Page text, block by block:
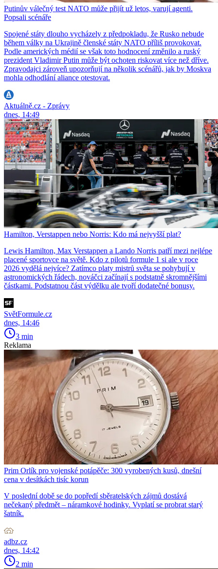
Putinův válečný test NATO může přijít už letos, varují agenti.
Popsali scénáře
Spojené státy dlouho vycházely z předpokladu, že Rusko nebude
během války na Ukrajině členské státy NATO příliš provokovat.
Podle amerických médií se však toto hodnocení změnilo a ruský
prezident Vladimir Putin může být ochoten riskovat více než dříve.
Zpravodajci zároveň upozorňují na několik scénářů, jak by Moskva
mohla odhodlání aliance otestovat.
Aktuálně.cz - Zprávy
dnes, 14:49
Hamilton, Verstappen nebo Norris: Kdo má nejvyšší plat?
Lewis Hamilton, Max Verstappen a Lando Norris patří mezi nejlépe
placené sportovce na světě. Kdo z pilotů formule 1 si ale v roce
2026 vydělá nejvíce? Zatímco platy mistrů světa se pohybují v
astronomických řádech, nováčci začínají s podstatně skromnějšími
částkami. Podstatnou část výdělku ale tvoří dodatečné bonusy.
SvětFormule.cz
dnes, 14:46
3 min
Reklama
Prim Orlík pro vojenské potápěče: 300 vyrobených kusů, dnešní
cena v desítkách tisíc korun
V poslední době se do popředí sběratelských zájmů dostává
nečekaný předmět – náramkové hodinky. Vyplatí se probrat starý
šatník.
adbz.cz
dnes, 14:42
2 min